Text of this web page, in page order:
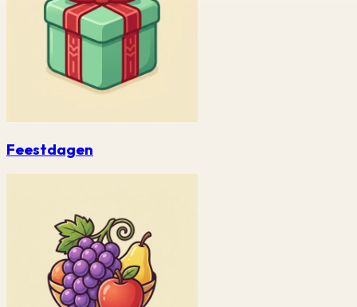
Feestdagen